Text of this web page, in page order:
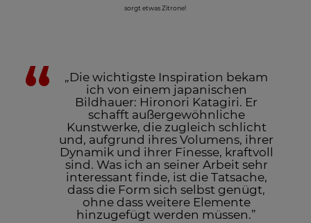
sorgt etwas Zitrone!
„Die wichtigste Inspiration bekam
ich von einem japanischen
Bildhauer: Hironori Katagiri. Er
schafft außergewöhnliche
Kunstwerke, die zugleich schlicht
und, aufgrund ihres Volumens, ihrer
Dynamik und ihrer Finesse, kraftvoll
sind. Was ich an seiner Arbeit sehr
interessant finde, ist die Tatsache,
dass die Form sich selbst genügt,
ohne dass weitere Elemente
hinzugefügt werden müssen.”